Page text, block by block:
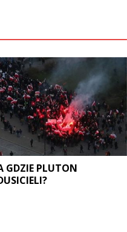
GDZIE PLUTON